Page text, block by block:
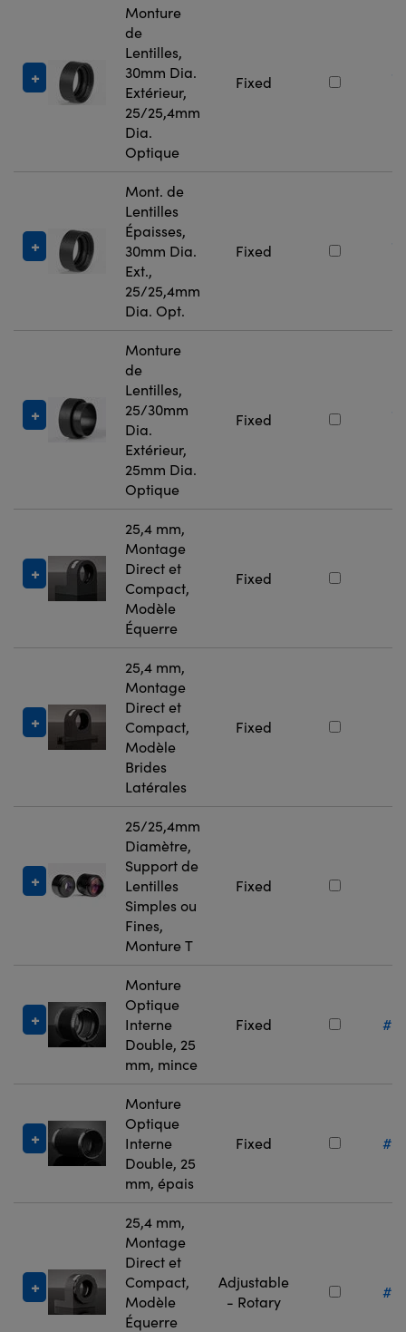
Monture
de
Lentilles,
30mm Dia.
Extérieur,
25/25,4mm
Dia.
Optique
Fixed
Mont. de
Lentilles
Épaisses,
30mm Dia.
Ext.,
25/25,4mm
Dia. Opt.
Fixed
Monture
de
Lentilles,
25/30mm
Dia.
Extérieur,
25mm Dia.
Optique
Fixed
25,4 mm,
Montage
Direct et
Compact,
Modèle
Équerre
Fixed
25,4 mm,
Montage
Direct et
Compact,
Modèle
Brides
Latérales
Fixed
25/25,4mm
Diamètre,
Support de
Lentilles
Simples ou
Fines,
Monture T
Fixed
Monture
Optique
Interne
Double, 25
mm, mince
Fixed
Monture
Optique
Interne
Double, 25
mm, épais
Fixed
25,4 mm,
Montage
Direct et
Compact,
Modèle
Équerre
Adjustable
- Rotary